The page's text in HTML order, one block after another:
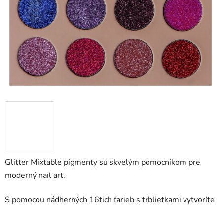
Glitter Mixtable pigmenty sú skvelým pomocníkom pre
moderný nail art.
S pomocou nádherných 16tich farieb s trblietkami vytvoríte